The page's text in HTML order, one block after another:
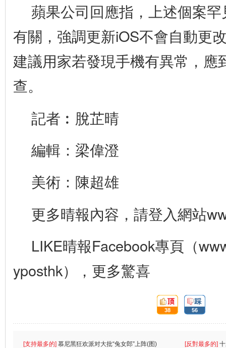
蘋果公司回應指，上述個案
有關，強調更新iOS不會自動更
建議用家若發現手機有異常，應
查。
記者︰脫芷晴
編輯：梁偉澄
美術：陳超雄
更多晴報內容，請登入網站
LIKE晴報Facebook專頁（
yposthk），更多驚喜
頂:
38
踩:
56
[支持最多的] 慕尼黑狂欢派对大批“兔女郎”上阵(图) [反對最多的]